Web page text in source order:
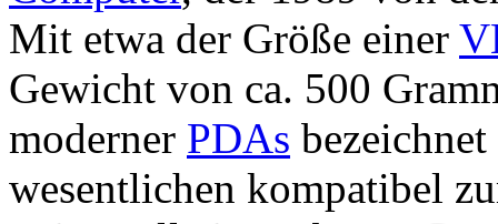
Mit etwa der Größe einer
Gewicht von ca. 500
moderner PDAs
wesentlichen kompatibel